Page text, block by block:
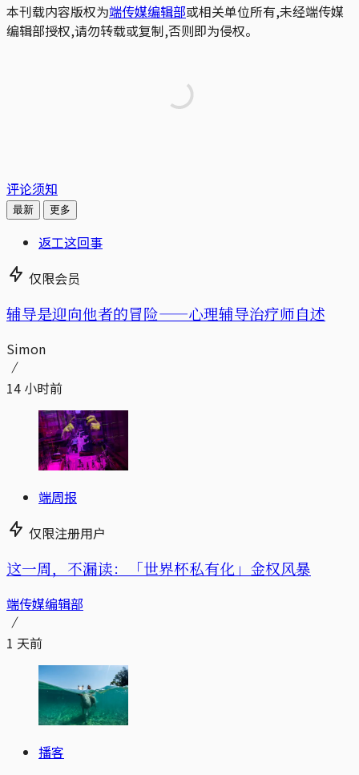
本刊载内容版权为端传媒编辑部或相关单位所有,未经端传媒
编辑部授权,请勿转载或复制,否则即为侵权。
评论须知
最新 更多
返工这回事
仅限会员
辅导是迎向他者的冒险——心理辅导治疗师自述
Simon
14 小时前
端周报
仅限注册用户
这一周，不漏读：「世界杯私有化」金权风暴
端传媒编辑部
1 天前
播客